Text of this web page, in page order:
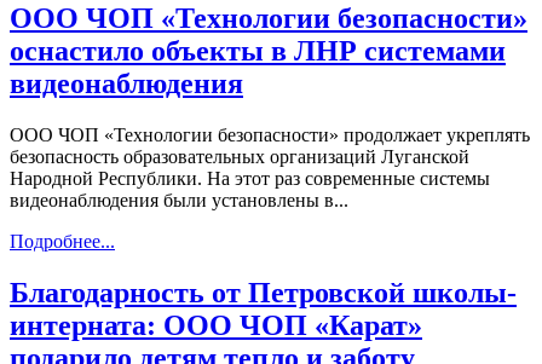
ООО ЧОП «Технологии безопасности»
оснастило объекты в ЛНР системами
видеонаблюдения
ООО ЧОП «Технологии безопасности» продолжает укреплять
безопасность образовательных организаций Луганской
Народной Республики. На этот раз современные системы
видеонаблюдения были установлены в...
Подробнее...
Благодарность от Петровской школы-
интерната: ООО ЧОП «Карат»
подарило детям тепло и заботу